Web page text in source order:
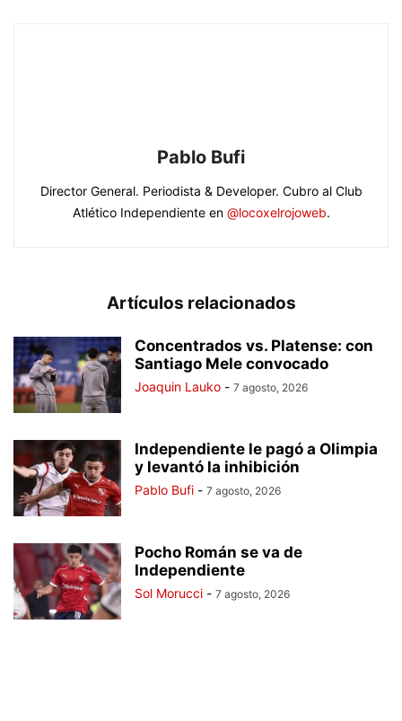
Pablo Bufi
Director General. Periodista & Developer. Cubro al Club
Atlético Independiente en @locoxelrojoweb.
Artículos relacionados
Concentrados vs. Platense: con
Santiago Mele convocado
Joaquin Lauko - 7 agosto, 2026
Independiente le pagó a Olimpia
y levantó la inhibición
Pablo Bufi - 7 agosto, 2026
Pocho Román se va de
Independiente
Sol Morucci - 7 agosto, 2026